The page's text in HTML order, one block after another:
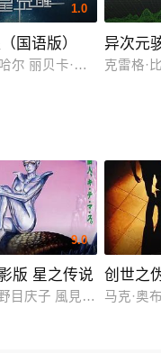
西尔维娅·侯克斯 罗
1.0
国语版）
尔 丽贝卡·弗格森 瑞安·
异次元
克雷格·
9.0
版 星之传说
目庆子 風見しんご
创世之
马克·奥